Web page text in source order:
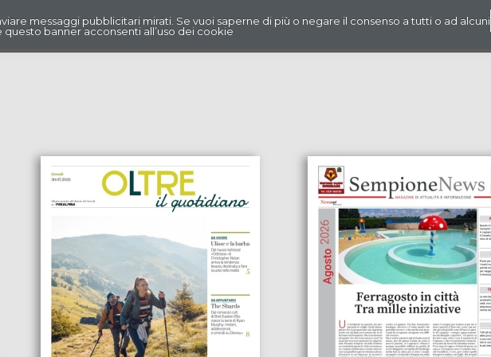
messaggi pubblicitari mirati. Se vuoi saperne di più o negare il consenso a tutti o ad alcuni
banner acconsenti all’uso dei cookie